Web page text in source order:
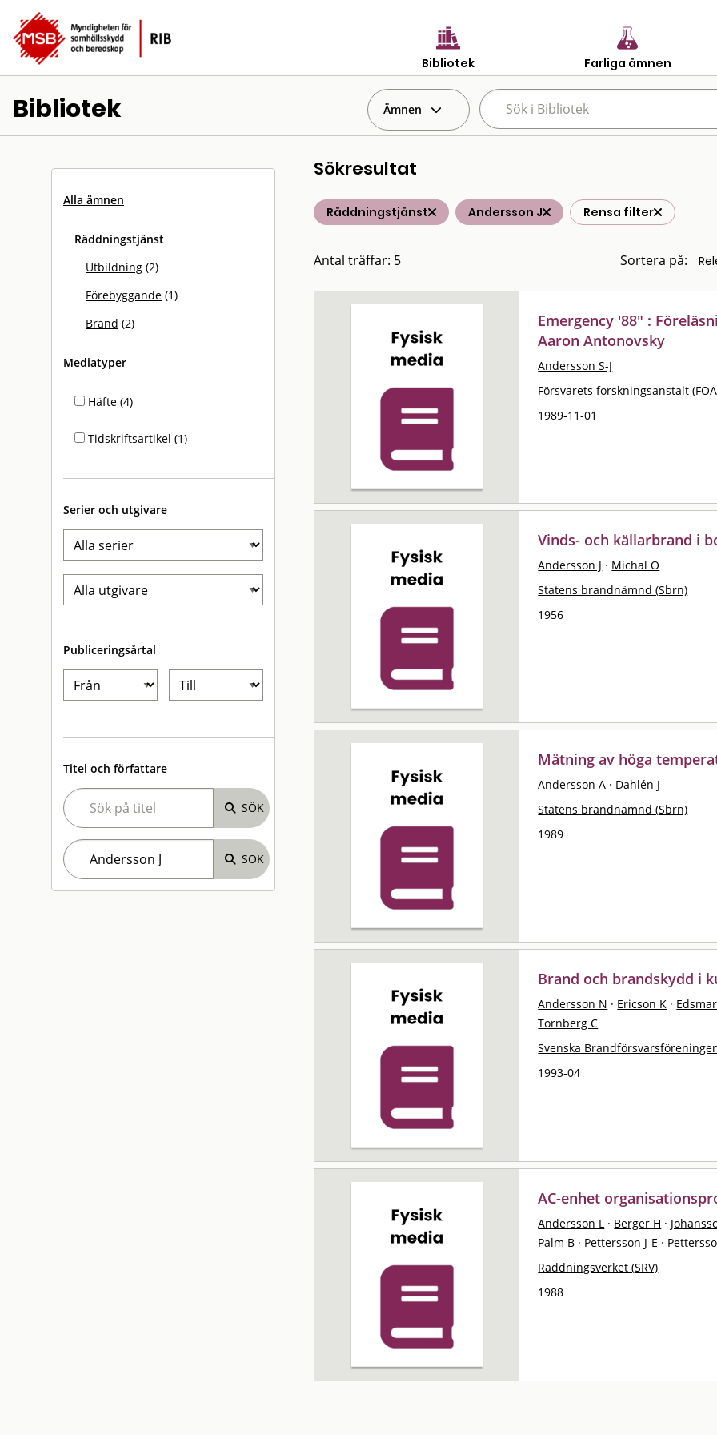
Bibliotek Farliga ämnen
Bibliotek Ämnen
Alla ämnen
Räddningstjänst
Utbildning (2)
Förebyggande (1)
Brand (2)
Mediatyper
Häfte (4)
Tidskriftsartikel (1)
Serier och utgivare
Publiceringsårtal
Titel och författare
Sökresultat
Räddningstjänst Andersson J Rensa filter
Antal träffar: 5 Sortera på:
Emergency '88" :
Aaron Antonovsky
Andersson S-J
Försvarets forskningsanstalt
1989-11-01
Vinds- och källarbrand i
Andersson J · Michal O
Statens brandnämnd (Sbrn)
1956
Mätning av höga
Andersson A · Dahlén J
Statens brandnämnd (Sbrn)
1989
Brand och brandskydd i
Andersson N · Ericson K ·
Tornberg C
Svenska
1993-04
AC-enhet
Andersson L · Berger H ·
Palm B · Pettersson J-E ·
Räddningsverket (SRV)
1988